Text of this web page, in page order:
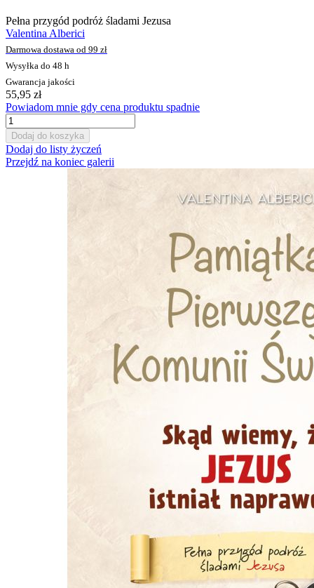
Pełna przygód podróż śladami Jezusa
Valentina Alberici
Darmowa dostawa od 99 zł
Wysyłka do 48 h
Gwarancja jakości
55,95 zł
Powiadom mnie gdy cena produktu spadnie
Dodaj do koszyka
Dodaj do listy życzeń
Przejdź na koniec galerii